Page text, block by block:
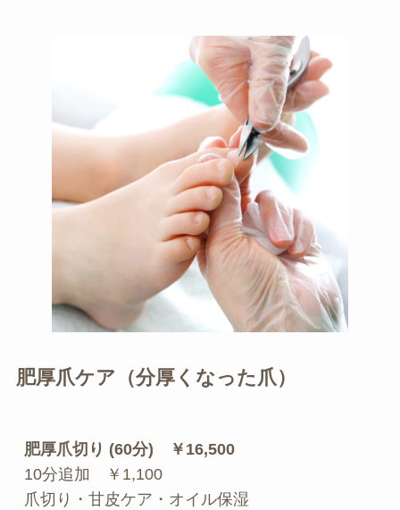
肥厚爪ケア（分厚くなった爪）
肥厚爪切り (60分)　￥16,500
10分追加　￥1,100
爪切り・甘皮ケア・オイル保湿